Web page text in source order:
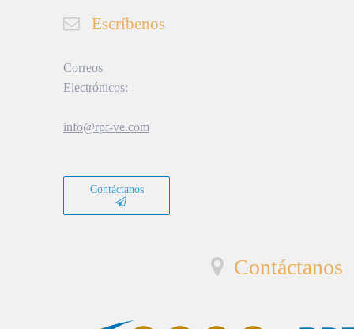
Escríbenos
Correos
Electrónicos:
info@rpf-ve.com
Contáctanos
Contáctanos